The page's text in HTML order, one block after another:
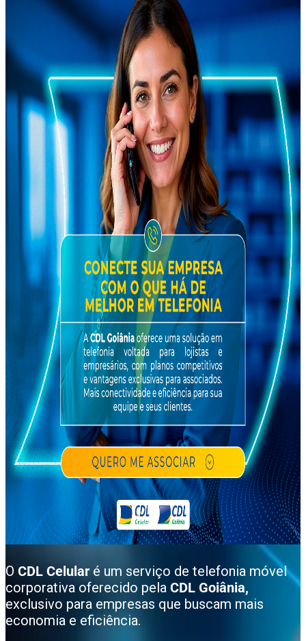
O CDL Celular é um serviço de telefonia móvel
corporativa oferecido pela CDL Goiânia,
exclusivo para empresas que buscam mais
economia e eficiência.